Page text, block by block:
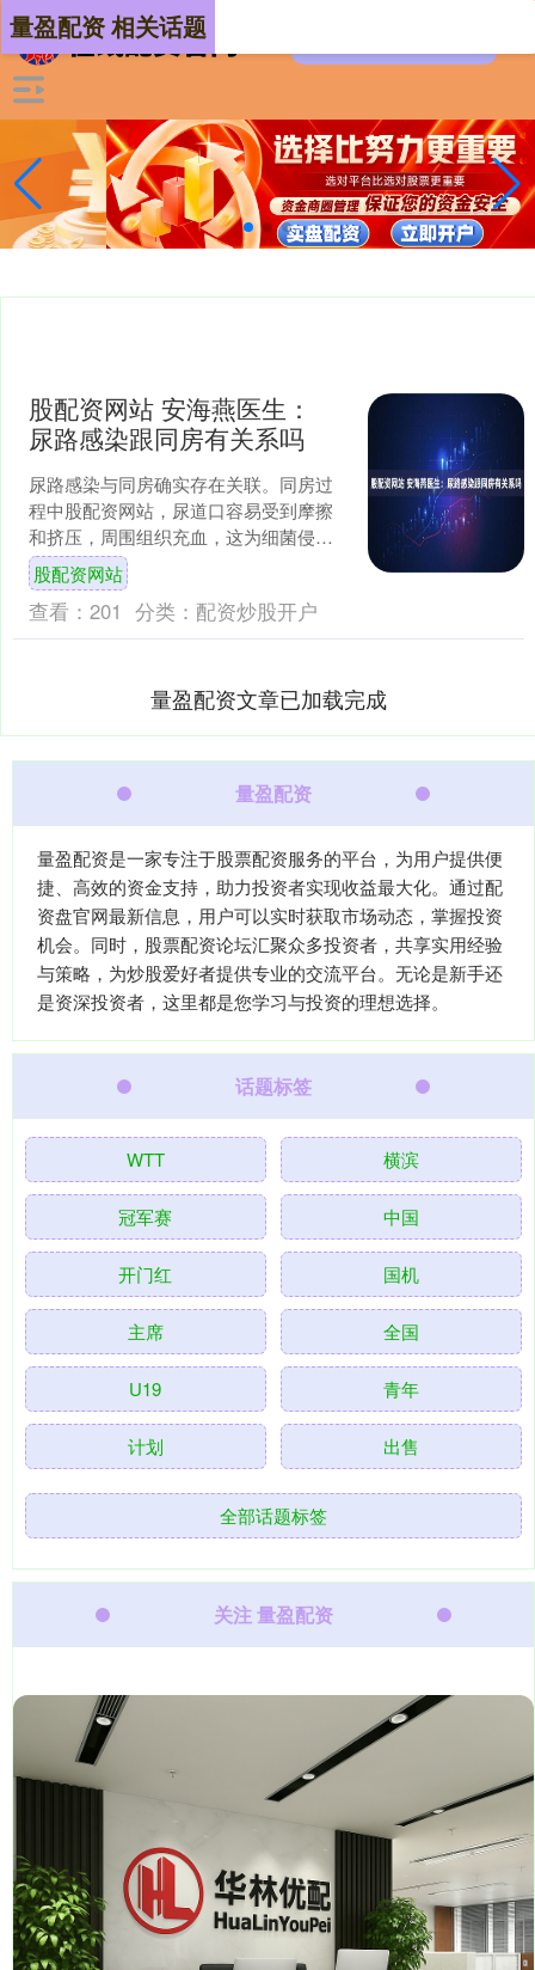
量盈配资 相关话题
股配资网站 安海燕医生：
尿路感染跟同房有关系吗
尿路感染与同房确实存在关联。同房过
程中股配资网站，尿道口容易受到摩擦
和挤压，周围组织充血，这为细菌侵入
创造了条件。同时，生殖器周围的细菌
可能被推向尿道口，一旦进....
股配资网站
查看： 201 分类： 配资炒股开户
量盈配资文章已加载完成
量盈配资
量盈配资是一家专注于股票配资服务的平台，为用户提供便
捷、高效的资金支持，助力投资者实现收益最大化。通过配
资盘官网最新信息，用户可以实时获取市场动态，掌握投资
机会。同时，股票配资论坛汇聚众多投资者，共享实用经验
与策略，为炒股爱好者提供专业的交流平台。无论是新手还
是资深投资者，这里都是您学习与投资的理想选择。
话题标签
WTT 横滨
冠军赛 中国
开门红 国机
主席 全国
U19 青年
计划 出售
全部话题标签
关注 量盈配资